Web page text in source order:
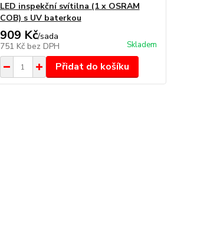
LED inspekční svítilna (1 x OSRAM
COB) s UV baterkou
909 Kč/sada
751 Kč bez DPH Skladem
Přidat do košíku